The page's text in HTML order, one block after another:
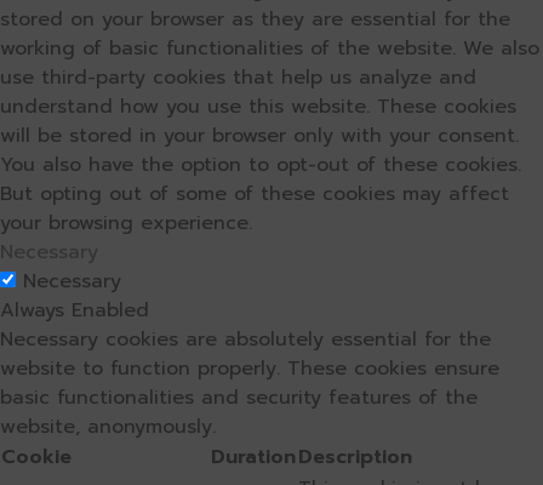
stored on your browser as they are essential for the
working of basic functionalities of the website. We also
use third-party cookies that help us analyze and
understand how you use this website. These cookies
will be stored in your browser only with your consent.
You also have the option to opt-out of these cookies.
But opting out of some of these cookies may affect
your browsing experience.
Necessary
Necessary
Always Enabled
Necessary cookies are absolutely essential for the
website to function properly. These cookies ensure
basic functionalities and security features of the
website, anonymously.
Cookie
DurationDescription